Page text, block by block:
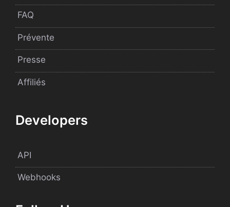
FAQ
Prévente
Presse
Affiliés
Developers
API
Webhooks